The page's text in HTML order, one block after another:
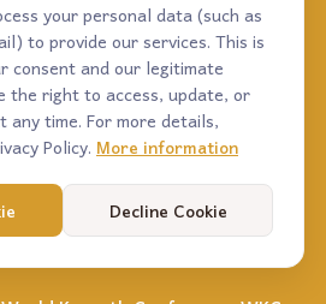
your personal data (such as
to provide our services. This is
consent and our legitimate
the right to access, update, or
time. For more details,
Policy. More information
Decline Cookie